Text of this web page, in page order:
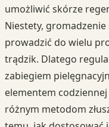
umożliwić skórze
Niestety,
prowadzić do wielu
trądzik. Dlatego
zabiegiem
elementem
różnym metodom